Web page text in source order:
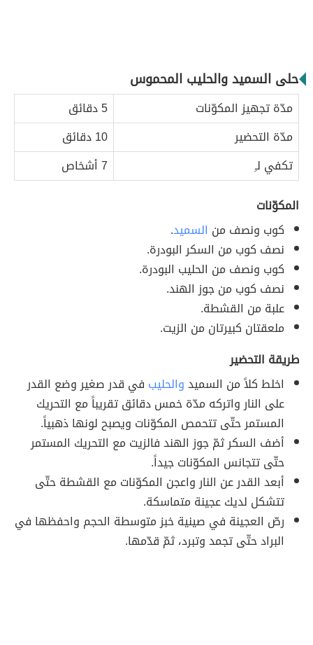
حلى السميد والحليب المحموس
مدّة تجهيز المكوّنات
5 دقائق
مدّة التحضير
10 دقائق
تكفي لـِ
7 أشخاص
المكوّنات
كوب ونصف من السميد.
نصف كوب من السكر البودرة.
كوب ونصف من الحليب البودرة.
نصف كوب من جوز الهند.
علبة من القشطة.
ملعقتان كبيرتان من الزيت.
طريقة التحضير
اخلط كلاً من السميدوالحليب في قدر صغير وضع القدر
على النار واتركه مدّة خمس دقائق تقريباً مع التحريك
المستمر حتّى تتحمص المكوّنات ويصبح لونها ذهبياً.
أضف السكر ثمّ جوز الهند فالزيت مع التحريك المستمر
حتّى تتجانس المكوّنات جيداً.
أبعد القدر عن النار واعجن المكوّنات مع القشطة حتّى
تتشكل لديك عجينة متماسكة.
رصّ العجينة في صينية خبز متوسطة الحجم واحفظها في
البراد حتّى تجمد وتبرد، ثمّ قدّمها.